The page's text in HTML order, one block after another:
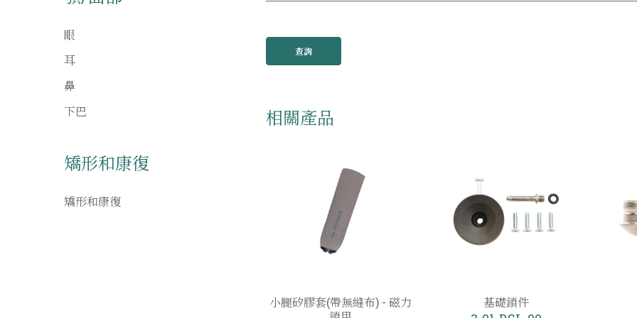
眼
耳
鼻
下巴
矯形和康復
矯形和康復
查詢
相關產品
小腿矽膠套(帶無縫布) - 磁力
基礎鎖件